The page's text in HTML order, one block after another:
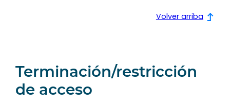
Volver arriba
Terminación/restricción
de acceso